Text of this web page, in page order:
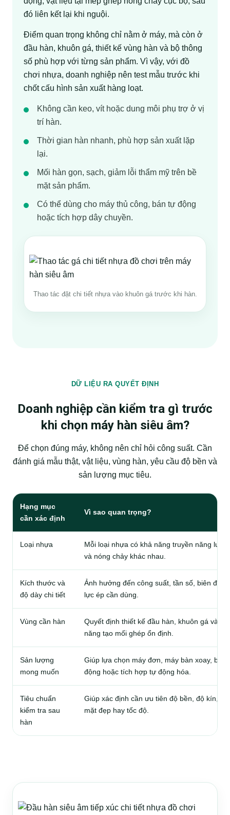
đó liên kết lại khi nguội.
Điểm quan trọng không chỉ nằm ở máy, mà còn ở
đầu hàn, khuôn gá, thiết kế vùng hàn và bộ thông
số phù hợp với từng sản phẩm. Vì vậy, với đồ
chơi nhựa, doanh nghiệp nên test mẫu trước khi
chốt cấu hình sản xuất hàng loạt.
Không cần keo, vít hoặc dung môi phụ trợ ở vị
trí hàn.
Thời gian hàn nhanh, phù hợp sản xuất lặp
lại.
Mối hàn gọn, sạch, giảm lỗi thẩm mỹ trên bề
mặt sản phẩm.
Có thể dùng cho máy thủ công, bán tự động
hoặc tích hợp dây chuyền.
Thao tác đặt chi tiết nhựa vào khuôn gá trước khi hàn.
DỮ LIỆU RA QUYẾT ĐỊNH
Doanh nghiệp cần kiểm tra gì trước
khi chọn máy hàn siêu âm?
Để chọn đúng máy, không nên chỉ hỏi công suất. Cần
đánh giá mẫu thật, vật liệu, vùng hàn, yêu cầu độ bền và
sản lượng mục tiêu.
Hạng mục
cần xác định
Vì sao quan trọng?
Loại nhựa
Mỗi loại nhựa có khả năng truyền năng
và nóng chảy khác nhau.
Kích thước và
độ dày chi tiết
Ảnh hưởng đến công suất, tần số, biên độ
lực ép cần dùng.
Vùng cần hàn
Quyết định thiết kế đầu hàn, khuôn gá và
năng tạo mối ghép ổn định.
Sản lượng
mong muốn
Giúp lựa chọn máy đơn, máy bàn xoay, bán
động hoặc tích hợp tự động hóa.
Tiêu chuẩn
kiểm tra sau
hàn
Giúp xác định cần ưu tiên độ bền, độ kín, bề
mặt đẹp hay tốc độ.